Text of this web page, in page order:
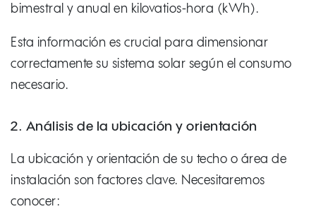
bimestral y anual en kilovatios-hora (kWh).
Esta información es crucial para dimensionar
correctamente su sistema solar según el consumo
necesario.
2. Análisis de la ubicación y orientación
La ubicación y orientación de su techo o área de
instalación son factores clave. Necesitaremos
conocer: